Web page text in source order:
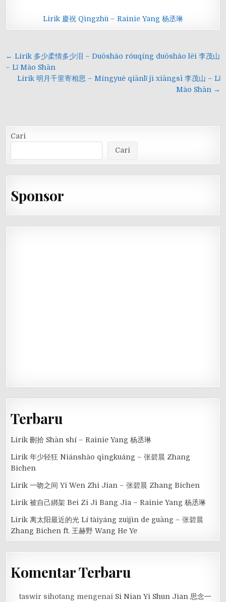
Lirik 慶祝 Qìngzhù – Rainie Yang 杨丞琳
Navigasi
pos
← Lirik 多少柔情多少泪 – Duōshǎo róuqíng duōshǎo lèi 李茂山
– Lǐ Mào Shān
Lirik 明月千里寄相思 – Míngyuè qiānlǐ jì xiāngsī 李茂山 – Lǐ
Mào Shān →
Cari
Cari
Sponsor
Terbaru
Lirik 刪拾 Shān shí – Rainie Yang 杨丞琳
Lirik 年少轻狂 Niánshào qīngkuáng – 张碧晨 Zhang
Bichen
Lirik 一吻之间 Yi Wen Zhi Jian – 张碧晨 Zhang Bichen
Lirik 被自己綁架 Bei Zi Ji Bang Jia – Rainie Yang 杨丞琳
Lirik 离太阳最近的光 Lí tàiyáng zuìjìn de guāng – 张碧晨
Zhang Bichen ft. 王赫野 Wang He Ye
Komentar Terbaru
taswir sihotang mengenai Si Nian Yi Shun Jian 思念一